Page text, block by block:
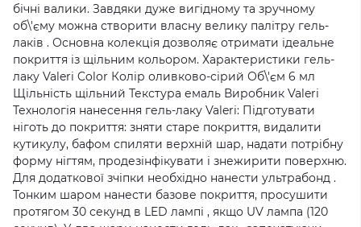
бічні валики. Завдяки дуже вигідному та зручному
об\'єму можна створити власну велику палітру гель-
лаків . Основна колекція дозволяє отримати ідеальне
покриття із щільним кольором. Характеристики гель-
лаку Valeri Color Колір оливково-сірий Об\'єм 6 мл
Щільність щільний Текстура емаль Виробник Valeri
Технологія нанесення гель-лаку Valeri: Підготувати
ніготь до покриття: зняти старе покриття, видалити
кутикулу, бафом спиляти верхній шар, надати потрібну
форму нігтям, продезінфікувати і знежирити поверхню.
Для додаткової зчіпки необхідно нанести ультрабонд .
Тонким шаром нанести базове покриття, просушити
протягом 30 секунд в LED лампі , якщо UV лампа (120